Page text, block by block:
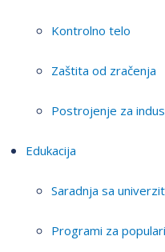
Kontrolno telo
Zaštita od zračenja
Postrojenje za
Edukacija
Saradnja sa
Programi za